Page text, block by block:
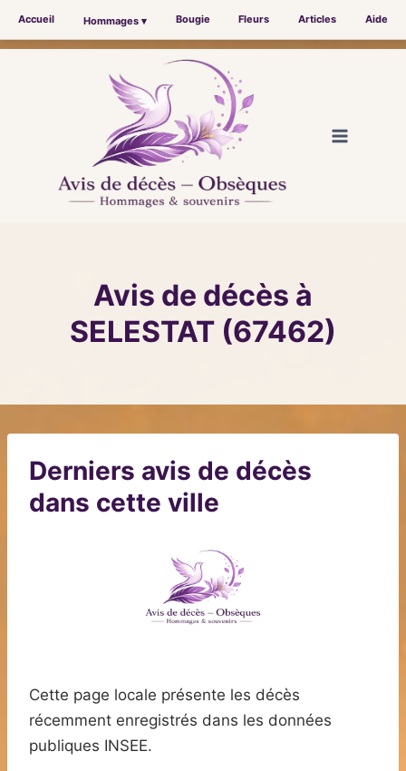
Accueil Hommages ▾ Bougie Fleurs Articles Aide
Avis de décès à
SELESTAT (67462)
Derniers avis de décès
dans cette ville
Cette page locale présente les décès
récemment enregistrés dans les données
publiques INSEE.